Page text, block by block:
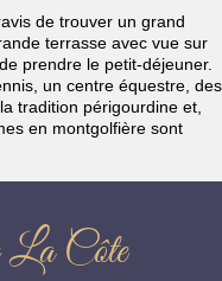
de trouver un grand
terrasse avec vue sur
prendre le petit-déjeuner.
un centre équestre, des
tradition périgourdine et,
en montgolfière sont
La Côte